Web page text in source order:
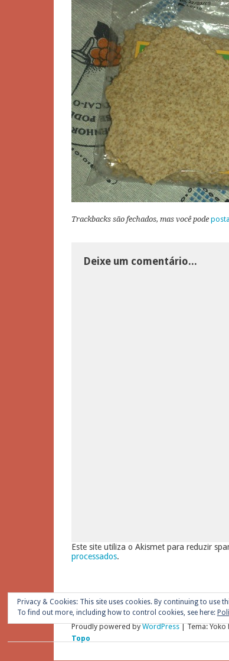
Trackbacks são fechados, mas você pode
Deixe um comentário...
Este site utiliza o Akismet para reduzir
processados.
Proudly powered byWordPress|Tema:
Topo
Privacy & Cookies: This site uses cookies. By continuing to use
To find out more, including how to control cookies, see here: